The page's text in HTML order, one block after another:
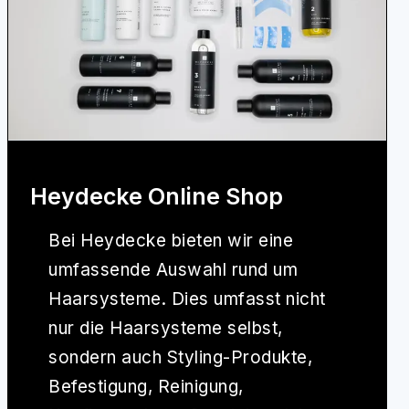
Heydecke Online Shop
Bei Heydecke bieten wir eine
umfassende Auswahl rund um
Haarsysteme. Dies umfasst nicht
nur die Haarsysteme selbst,
sondern auch Styling-Produkte,
Befestigung, Reinigung,